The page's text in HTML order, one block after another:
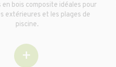
en bois composite idéales pour
extérieures et les plages de
piscine.
+